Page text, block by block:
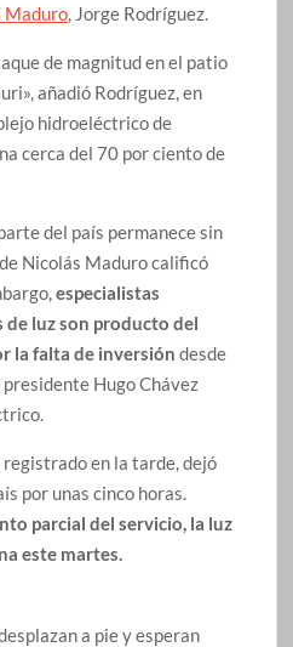
Maduro, Jorge Rodríguez.
de magnitud en el patio
añadió Rodríguez, en
hidroeléctrico de
cerca del 70 por ciento de
del país permanece sin
Nicolás Maduro calificó
especialistas
luz son producto del
la falta de inversión desde
Hugo Chávez
en la tarde, dejó
por unas cinco horas.
parcial del servicio, la luz
este martes.
a pie y esperan